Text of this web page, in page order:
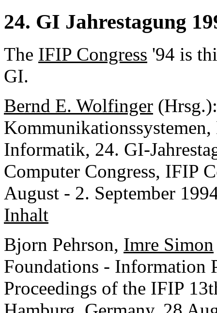
24. GI Jahrestagung
The IFIP Congress '94 is
GI.
Bernd E. Wolfinger
Informatik, 24. GI-
Computer Congress, IFIP
August - 2. September
Inhalt
Bjorn Pehrson, Imre Simon
Foundations - Information
Proceedings of the IFIP